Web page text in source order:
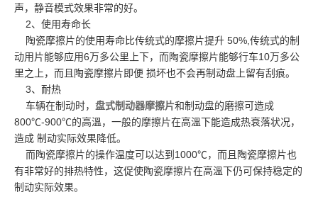
声，静音模式效果非常的好。
2、使用寿命长
陶瓷摩擦片的使用寿命比传统式的摩擦片提升 50%,传统式的制
动用片能够应用6万多公里上下，而陶瓷摩擦片能够行车10万多公
里之上，而且陶瓷摩擦片即便 损坏也不会再制动盘上留有刮痕。
3、耐热
车辆在制动时， 盘式制动器摩擦片和制动盘的磨擦可造成
800℃-900℃的高溫，一般的摩擦片在高溫下能造成热衰落状况，
造成 制动实际效果降低。
而陶瓷摩擦片的操作温度可以达到1000℃，而且陶瓷摩擦片也
有非常好的排热特性，这促使陶瓷摩擦片在高溫下仍可保持稳定的
制动实际效果。